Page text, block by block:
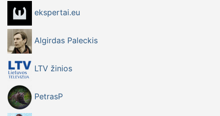
ekspertai.eu
Algirdas Paleckis
LTV žinios
PetrasP